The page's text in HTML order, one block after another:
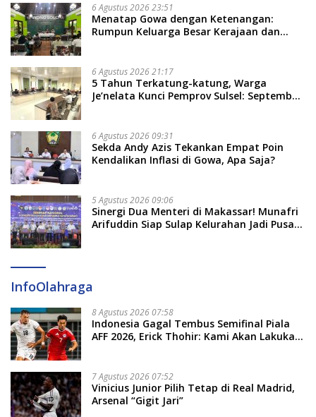
6 Agustus 2026 23:51
Menatap Gowa dengan Ketenangan:
Rumpun Keluarga Besar Kerajaan dan
Soal Adat dan Adab
6 Agustus 2026 21:17
5 Tahun Terkatung-katung, Warga
Je’nelata Kunci Pemprov Sulsel: September
6 Agustus 2026 09:31
Sekda Andy Azis Tekankan Empat Poin
Kendalikan Inflasi di Gowa, Apa Saja?
5 Agustus 2026 09:06
Sinergi Dua Menteri di Makassar! Munafri
Arifuddin Siap Sulap Kelurahan Jadi Pusat
InfoOlahraga
8 Agustus 2026 07:58
Indonesia Gagal Tembus Semifinal Piala
AFF 2026, Erick Thohir: Kami Akan Lakukan
7 Agustus 2026 07:52
Vinicius Junior Pilih Tetap di Real Madrid,
Arsenal “Gigit Jari”